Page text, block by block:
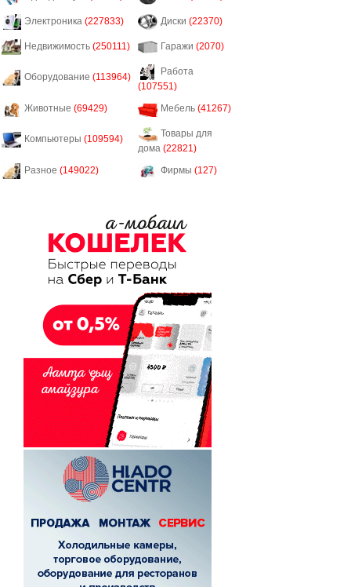
Электроника (227833) Диски (22370)
Недвижимость (250111) Гаражи (2070)
Оборудование (113964)
Работа
(107551)
Животные (69429) Мебель (41267)
Компьютеры (109594)
Товары для
дома (22821)
Разное (149022) Фирмы (127)